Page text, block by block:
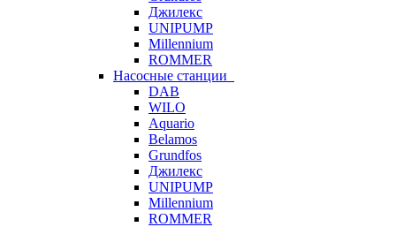
Джилекс
UNIPUMP
Millennium
ROMMER
Насосные станции
DAB
WILO
Aquario
Belamos
Grundfos
Джилекс
UNIPUMP
Millennium
ROMMER